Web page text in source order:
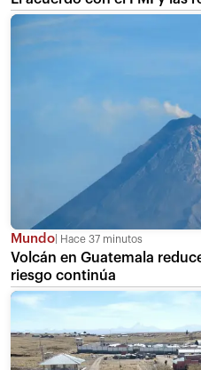
Mundo Hace 37 minutos
Volcán en Guatemala
riesgo continúa